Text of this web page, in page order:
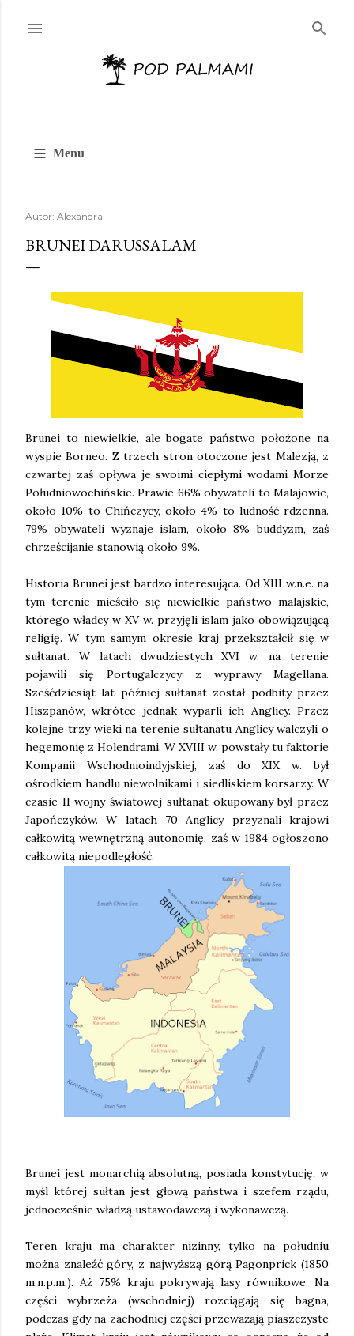
≡ Menu
Autor: Alexandra
BRUNEI DARUSSALAM
Brunei to niewielkie, ale bogate państwo położone na
wyspie Borneo. Z trzech stron otoczone jest Malezją, z
czwartej zaś opływa je swoimi ciepłymi wodami Morze
Południowochińskie. Prawie 66% obywateli to Malajowie,
około 10% to Chińczycy, około 4% to ludność rdzenna.
79% obywateli wyznaje islam, około 8% buddyzm, zaś
chrześcijanie stanowią około 9%.
Historia Brunei jest bardzo interesująca. Od XIII w.n.e. na
tym terenie mieściło się niewielkie państwo malajskie,
którego władcy w XV w. przyjęli islam jako obowiązującą
religię. W tym samym okresie kraj przekształcił się w
sułtanat. W latach dwudziestych XVI w. na terenie
pojawili się Portugalczycy z wyprawy Magellana.
Sześćdziesiąt lat później sułtanat został podbity przez
Hiszpanów, wkrótce jednak wyparli ich Anglicy. Przez
kolejne trzy wieki na terenie sułtanatu Anglicy walczyli o
hegemonię z Holendrami. W XVIII w. powstały tu faktorie
Kompanii Wschodnioindyjskiej, zaś do XIX w. był
ośrodkiem handlu niewolnikami i siedliskiem korsarzy. W
czasie II wojny światowej sułtanat okupowany był przez
Japończyków. W latach 70 Anglicy przyznali krajowi
całkowitą wewnętrzną autonomię, zaś w 1984 ogłoszono
całkowitą niepodległość.
Brunei jest monarchią absolutną, posiada konstytucję, w
myśl której sułtan jest głową państwa i szefem rządu,
jednocześnie władzą ustawodawczą i wykonawczą.
Teren kraju ma charakter nizinny, tylko na południu
można znaleźć góry, z najwyższą górą Pagonprick (1850
m.n.p.m.). Aż 75% kraju pokrywają lasy równikowe. Na
części wybrzeża (wschodniej) rozciągają się bagna,
podczas gdy na zachodniej części przeważają piaszczyste